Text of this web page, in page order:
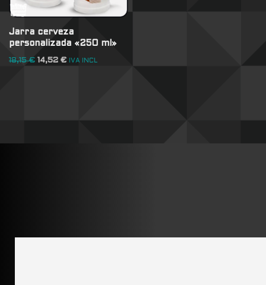
Jarra cerveza
personalizada «250 ml»
18,15€ 14,52 € IVA INCL